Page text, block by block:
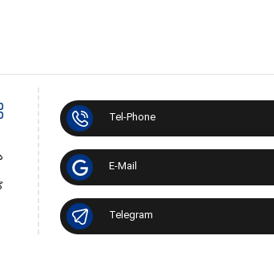
Tel-Phone
E-Mail
Telegram